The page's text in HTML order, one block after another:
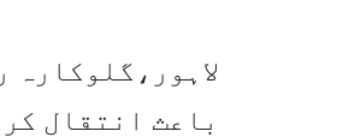
باعث انتقال